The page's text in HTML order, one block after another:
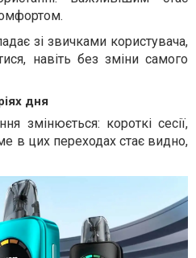
зі звичками користувача,
навіть без зміни самого
дня
змінюється: короткі сесії,
в цих переходах стає видно,